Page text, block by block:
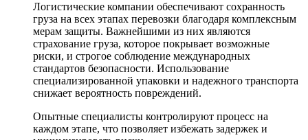
Логистические компании обеспечивают сохранность
груза на всех этапах перевозки благодаря комплексным
мерам защиты. Важнейшими из них являются
страхование груза, которое покрывает возможные
риски, и строгое соблюдение международных
стандартов безопасности. Использование
специализированной упаковки и надежного транспорта
снижает вероятность повреждений.
Опытные специалисты контролируют процесс на
каждом этапе, что позволяет избежать задержек и